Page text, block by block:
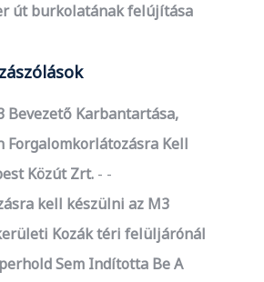
út burkolatának felújítása
Bevezető Karbantartása,
Forgalomkorlátozásra Kell
Közút Zrt.
-
kell készülni az M3
Kozák téri felüljárónál
Sem Indította Be A